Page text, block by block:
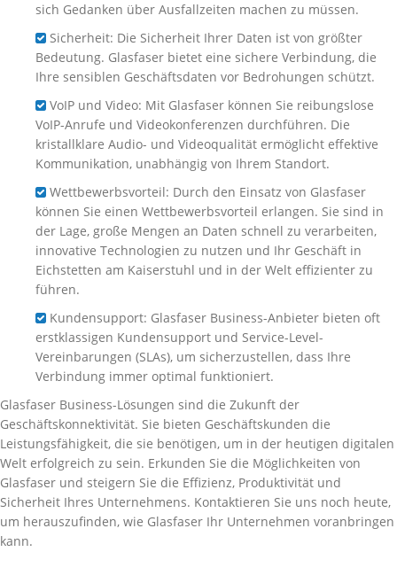
sich Gedanken über Ausfallzeiten machen zu müssen.
Sicherheit: Die Sicherheit Ihrer Daten ist von größter
Bedeutung. Glasfaser bietet eine sichere Verbindung, die
Ihre sensiblen Geschäftsdaten vor Bedrohungen schützt.
VoIP und Video: Mit Glasfaser können Sie reibungslose
VoIP-Anrufe und Videokonferenzen durchführen. Die
kristallklare Audio- und Videoqualität ermöglicht effektive
Kommunikation, unabhängig von Ihrem Standort.
Wettbewerbsvorteil: Durch den Einsatz von Glasfaser
können Sie einen Wettbewerbsvorteil erlangen. Sie sind in
der Lage, große Mengen an Daten schnell zu verarbeiten,
innovative Technologien zu nutzen und Ihr Geschäft in
Eichstetten am Kaiserstuhl und in der Welt effizienter zu
führen.
Kundensupport: Glasfaser Business-Anbieter bieten oft
erstklassigen Kundensupport und Service-Level-
Vereinbarungen (SLAs), um sicherzustellen, dass Ihre
Verbindung immer optimal funktioniert.
Glasfaser Business-Lösungen sind die Zukunft der
Geschäftskonnektivität. Sie bieten Geschäftskunden die
Leistungsfähigkeit, die sie benötigen, um in der heutigen digitalen
Welt erfolgreich zu sein. Erkunden Sie die Möglichkeiten von
Glasfaser und steigern Sie die Effizienz, Produktivität und
Sicherheit Ihres Unternehmens. Kontaktieren Sie uns noch heute,
um herauszufinden, wie Glasfaser Ihr Unternehmen voranbringen
kann.